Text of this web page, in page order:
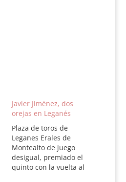
Javier Jiménez, dos
orejas en Leganés
Plaza de toros de
Leganes Erales de
Montealto de juego
desigual, premiado el
quinto con la vuelta al